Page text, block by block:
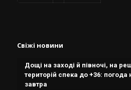
Свіжі новини
Дощі на заході й півночі, на
територій спека до +36: погода
завтра